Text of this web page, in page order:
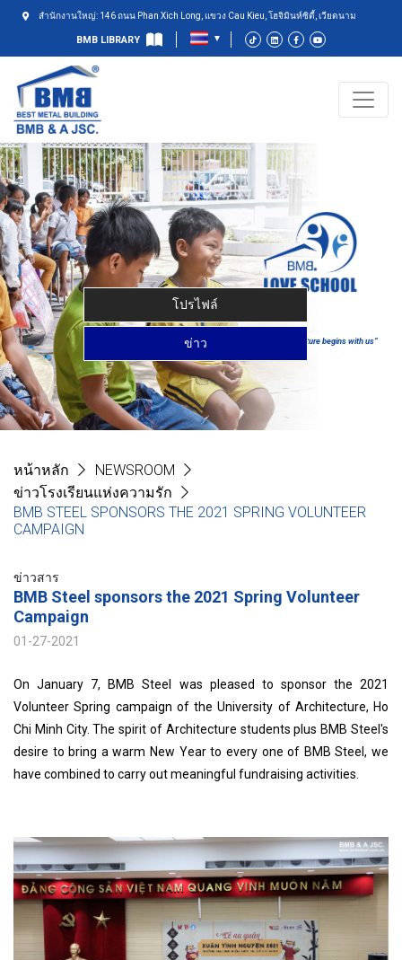
สำนักงานใหญ่: 146 ถนน Phan Xich Long, แขวง Cau Kieu, โฮจิมินห์ซิตี้, เวียดนาม
BMB LIBRARY
“Together your future begins with us”
โปรไฟล์
ข่าว
หน้าหลัก
NEWSROOM
ข่าวโรงเรียนแห่งความรัก
BMB STEEL SPONSORS THE 2021 SPRING VOLUNTEER
CAMPAIGN
ข่าวสาร
BMB Steel sponsors the 2021 Spring Volunteer
Campaign
01-27-2021
On January 7, BMB Steel was pleased to sponsor the 2021
Volunteer Spring campaign of the University of Architecture, Ho
Chi Minh City. The spirit of Architecture students plus BMB Steel's
desire to bring a warm New Year to every one of BMB Steel, we
have combined to carry out meaningful fundraising activities.